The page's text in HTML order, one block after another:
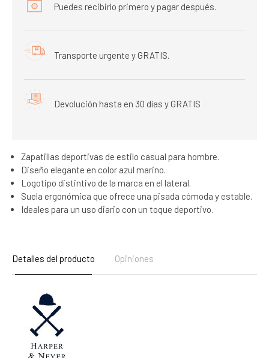
Puedes recibirlo primero y pagar después.
Transporte urgente y GRATIS.
Devolución hasta en 30 días y GRATIS
Zapatillas deportivas de estilo casual para hombre.
Diseño elegante en color azul marino.
Logotipo distintivo de la marca en el lateral.
Suela ergonómica que ofrece una pisada cómoda y estable.
Ideales para un uso diario con un toque deportivo.
Detalles del producto Opiniones